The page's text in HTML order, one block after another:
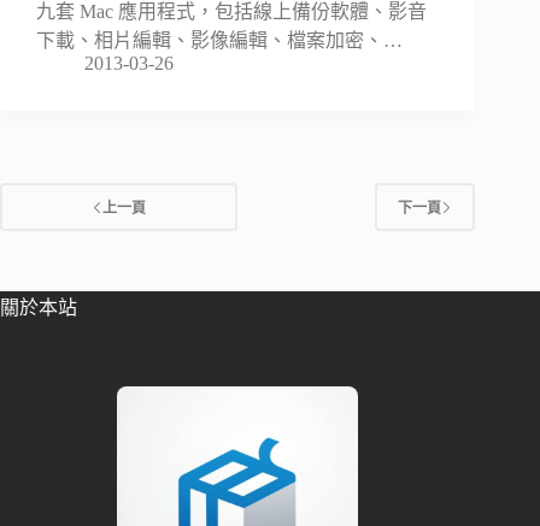
九套 Mac 應用程式，包括線上備份軟體、影音
下載、相片編輯、影像編輯、檔案加密、…
2013-03-26
上一頁 下一頁
關於本站